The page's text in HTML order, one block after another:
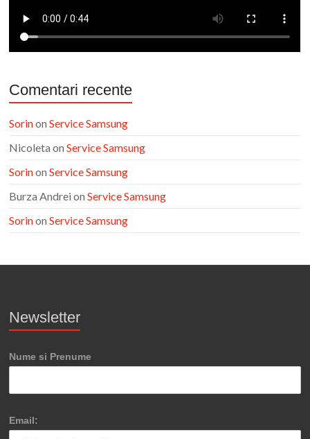
Comentari recente
SorinonService Samsung
Nicoleta onService Samsung
SorinonService Samsung
Burza Andrei onService Samsung
SorinonService Samsung
Newsletter
Nume si Prenume
Email: